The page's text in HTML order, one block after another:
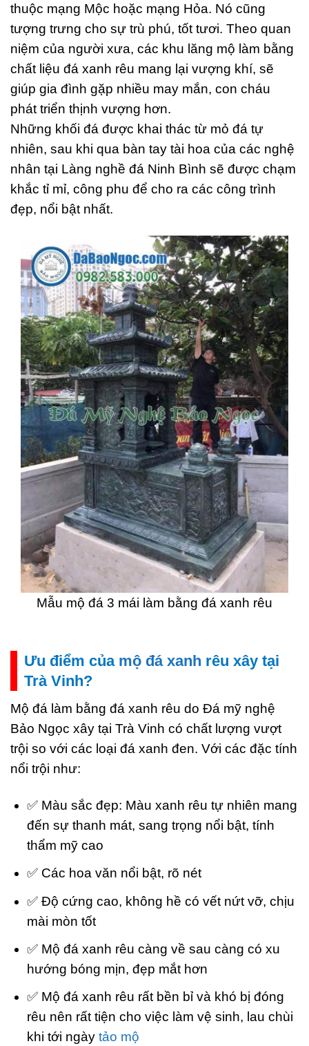
thuộc mạng Mộc hoặc mạng Hỏa. Nó cũng
tượng trưng cho sự trù phú, tốt tươi. Theo quan
niệm của người xưa, các khu lăng mộ làm bằng
chất liệu đá xanh rêu mang lại vượng khí, sẽ
giúp gia đình gặp nhiều may mắn, con cháu
phát triển thịnh vượng hơn.
Những khối đá được khai thác từ mỏ đá tự
nhiên, sau khi qua bàn tay tài hoa của các nghệ
nhân tại Làng nghề đá Ninh Bình sẽ được chạm
khắc tỉ mỉ, công phu để cho ra các công trình
đẹp, nổi bật nhất.
Mẫu mộ đá 3 mái làm bằng đá xanh rêu
Ưu điểm của mộ đá xanh rêu xây tại
Trà Vinh?
Mộ đá làm bằng đá xanh rêu do Đá mỹ nghệ
Bảo Ngọc xây tại Trà Vinh có chất lượng vượt
trội so với các loại đá xanh đen. Với các đặc tính
nổi trội như:
✅ Màu sắc đẹp: Màu xanh rêu tự nhiên mang
đến sự thanh mát, sang trọng nổi bật, tính
thẩm mỹ cao
✅ Các hoa văn nổi bật, rõ nét
✅ Độ cứng cao, không hề có vết nứt vỡ, chịu
mài mòn tốt
✅ Mộ đá xanh rêu càng về sau càng có xu
hướng bóng mịn, đẹp mắt hơn
✅ Mộ đá xanh rêu rất bền bỉ và khó bị đóng
rêu nên rất tiện cho việc làm vệ sinh, lau chùi
khi tới ngàytảo mộ